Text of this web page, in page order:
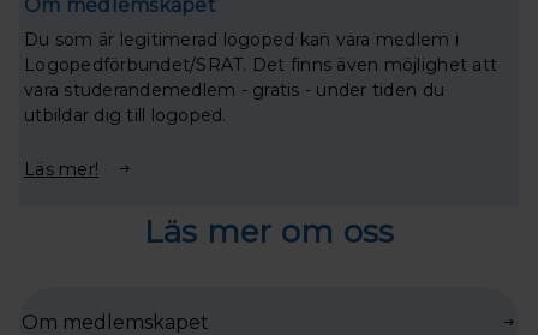
Om medlemskapet
Du som är legitimerad logoped kan vara medlem i
Logopedförbundet/SRAT. Det finns även möjlighet att
vara studerandemedlem - gratis - under tiden du
utbildar dig till logoped.
Läs mer!
Läs mer om oss
Om medlemskapet